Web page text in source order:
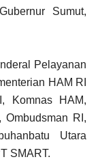
Sumut,
Pelayanan
HAM RI
Komnas HAM,
Ombudsman RI,
Utara
SMART.